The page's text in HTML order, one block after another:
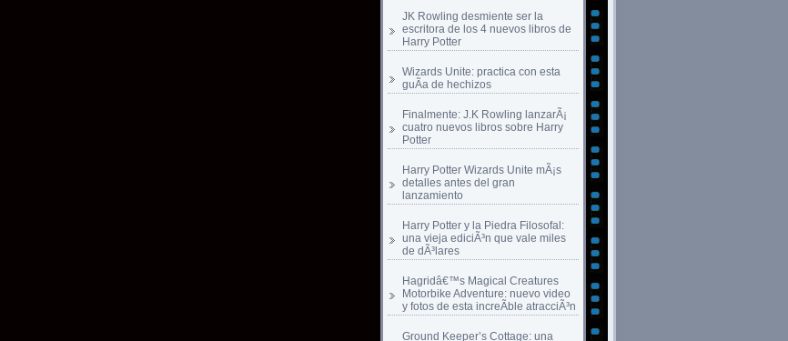
JK Rowling desmiente ser la
escritora de los 4 nuevos libros de
Harry Potter
Wizards Unite: practica con esta
guÃ­a de hechizos
Finalmente: J.K Rowling lanzarÃ¡
cuatro nuevos libros sobre Harry
Potter
Harry Potter Wizards Unite mÃ¡s
detalles antes del gran
lanzamiento
Harry Potter y la Piedra Filosofal:
una vieja ediciÃ³n que vale miles
de dÃ³lares
Hagridâ€™s Magical Creatures
Motorbike Adventure: nuevo video
y fotos de esta increÃ­ble atracciÃ³n
Ground Keeper’s Cottage: una